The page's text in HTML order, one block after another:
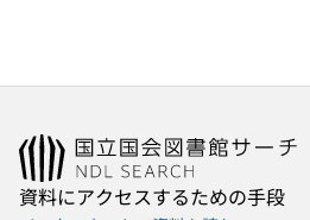
資料にアクセスするための手段